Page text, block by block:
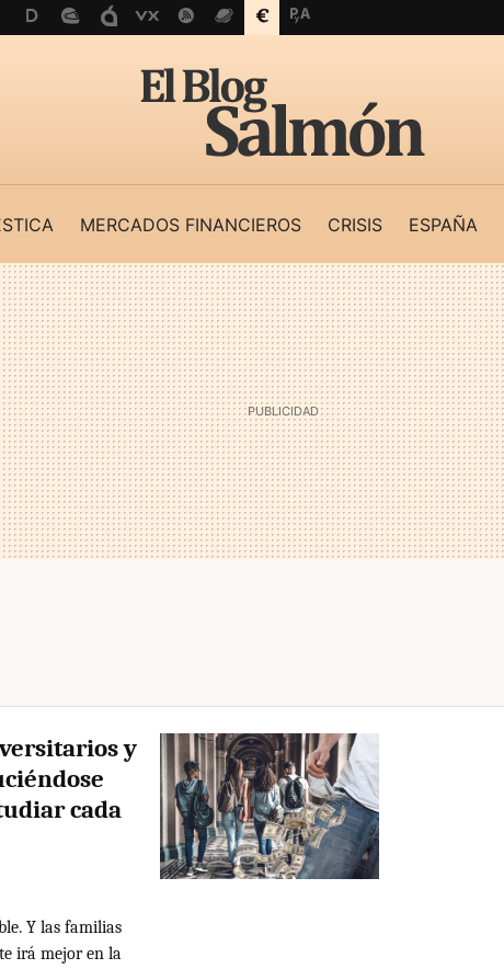
MERCADOS FINANCIEROS CRISIS ESPAÑA
y
cada
Y las familias
irá mejor en la